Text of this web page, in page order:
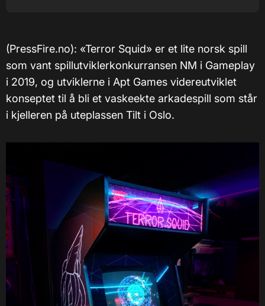
(PressFire.no): «Terror Squid» er et lite norsk spill
som vant spillutviklerkonkurransen NM i Gameplay
i 2019, og utviklerne i Apt Games videreutviklet
konseptet til å bli et vaskeekte arkadespill som står
i kjelleren på uteplassen Tilt i Oslo.